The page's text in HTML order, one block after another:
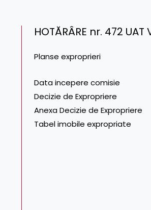
HOTĂRÂRE nr. 472
Planse exproprieri
Data incepere comisie
Decizie de Expropriere
Anexa Decizie de Expropriere
Tabel imobile expropriate